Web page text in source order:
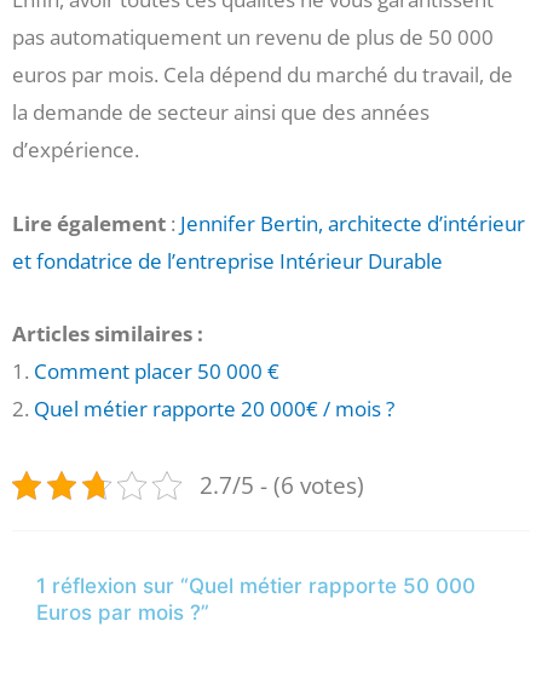
pas automatiquement un revenu de plus de 50 000
euros par mois. Cela dépend du marché du travail, de
la demande de secteur ainsi que des années
d’expérience.
Lire également : Jennifer Bertin, architecte d’intérieur
et fondatrice de l’entreprise Intérieur Durable
Articles similaires :
1. Comment placer 50 000 €
2. Quel métier rapporte 20 000€ / mois ?
2.7/5 - (6 votes)
1 réflexion sur “Quel métier rapporte 50 000
Euros par mois ?”